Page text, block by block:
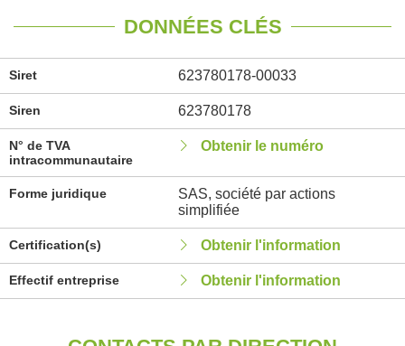
DONNÉES CLÉS
Siret 623780178-00033
Siren 623780178
N° de TVA
intracommunautaire
Obtenir le numéro
Forme juridique
SAS, société par actions
simplifiée
Certification(s) Obtenir l'information
Effectif entreprise Obtenir l'information